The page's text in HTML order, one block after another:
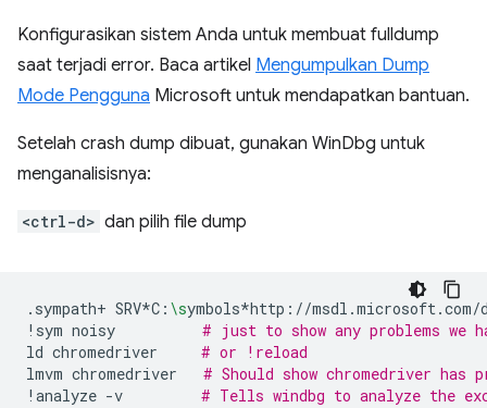
Konfigurasikan sistem Anda untuk membuat fulldump
saat terjadi error. Baca artikel Mengumpulkan Dump
Mode Pengguna Microsoft untuk mendapatkan bantuan.
Setelah crash dump dibuat, gunakan WinDbg untuk
menganalisisnya:
<ctrl-d> dan pilih file dump
.sympath+ SRV*C: \symbols*http://msdl.microsoft.com/
!sym noisy
# just to show any problems we
ld chromedriver
# or !reload
lmvm chromedriver
# Should show chromedriver has
!analyze -v # Tells windbg to analyze the